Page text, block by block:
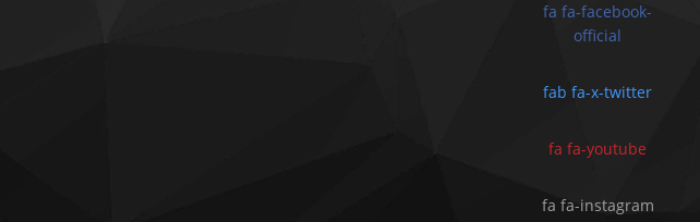
fa fa-facebook-
official
fab fa-x-twitter
fa fa-youtube
fa fa-instagram